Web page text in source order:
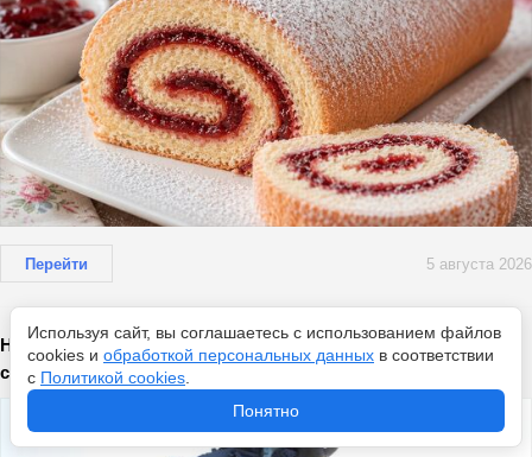
Перейти 5 августа 2026
Народные приметы на 5 августа: что запрещено в день
святого воина Фёдора
Используя сайт, вы соглашаетесь с использованием файлов
cookies и обработкой персональных данных в соответствии
с Политикой cookies
Понятно